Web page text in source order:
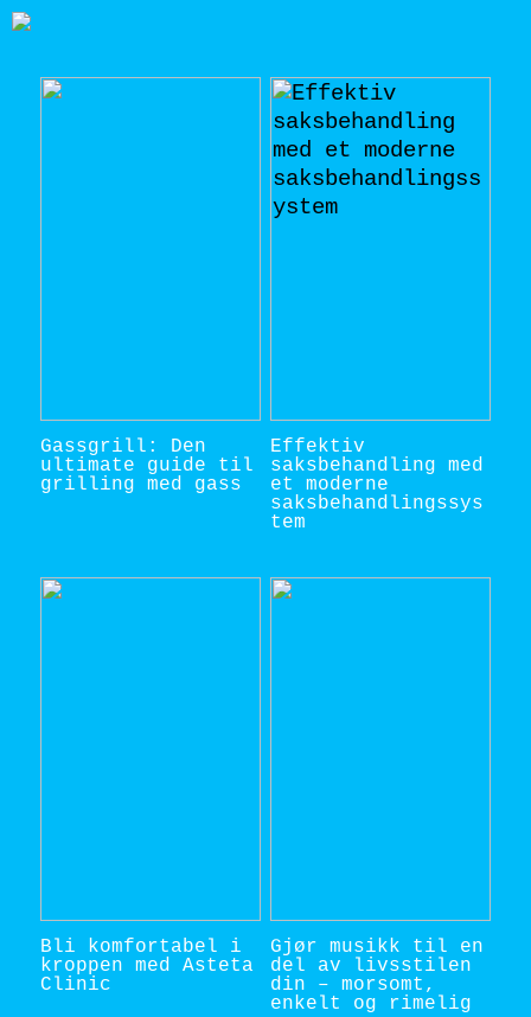
Gassgrill: Den
ultimate guide til
grilling med gass
Effektiv
saksbehandling med
et moderne
saksbehandlingssys
tem
Bli komfortabel i
kroppen med Asteta
Clinic
Gjør musikk til en
del av livsstilen
din – morsomt,
enkelt og rimelig